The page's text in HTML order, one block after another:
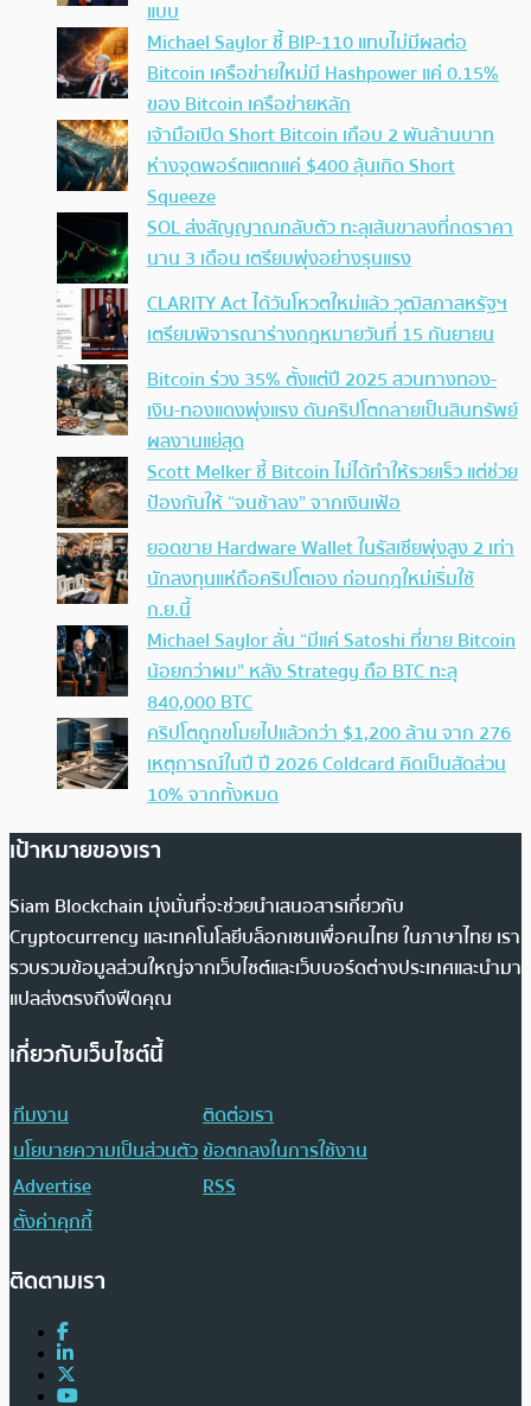
แบบ
Michael Saylor ชี้ BIP-110 แทบไม่มีผลต่อ
Bitcoin เครือข่ายใหม่มี Hashpower แค่ 0.15%
ของ Bitcoin เครือข่ายหลัก
เจ้ามือเปิด Short Bitcoin เกือบ 2 พันล้านบาท
ห่างจุดพอร์ตแตกแค่ $400 ลุ้นเกิด Short
Squeeze
SOL ส่งสัญญาณกลับตัว ทะลุเส้นขาลงที่กดราคา
นาน 3 เดือน เตรียมพุ่งอย่างรุนแรง
CLARITY Act ได้วันโหวตใหม่แล้ว วุฒิสภาสหรัฐฯ
เตรียมพิจารณาร่างกฎหมายวันที่ 15 กันยายน
Bitcoin ร่วง 35% ตั้งแต่ปี 2025 สวนทางทอง-
เงิน-ทองแดงพุ่งแรง ดันคริปโตกลายเป็นสินทรัพย์
ผลงานแย่สุด
Scott Melker ชี้ Bitcoin ไม่ได้ทำให้รวยเร็ว แต่ช่วย
ป้องกันให้ “จนช้าลง” จากเงินเฟ้อ
ยอดขาย Hardware Wallet ในรัสเซียพุ่งสูง 2 เท่า
นักลงทุนแห่ถือคริปโตเอง ก่อนกฎใหม่เริ่มใช้
ก.ย.นี้
Michael Saylor ลั่น “มีแค่ Satoshi ที่ขาย Bitcoin
น้อยกว่าผม” หลัง Strategy ถือ BTC ทะลุ
840,000 BTC
คริปโตถูกขโมยไปแล้วกว่า $1,200 ล้าน จาก 276
เหตุการณ์ในปี ปี 2026 Coldcard คิดเป็นสัดส่วน
10% จากทั้งหมด
เป้าหมายของเรา
Siam Blockchain มุ่งมั่นที่จะช่วยนำเสนอสารเกี่ยวกับ
Cryptocurrency และเทคโนโลยีบล็อกเชนเพื่อคนไทย ในภาษาไทย เรา
รวบรวมข้อมูลส่วนใหญ่จากเว็บไซต์และเว็บบอร์ดต่างประเทศและนำมา
แปลส่งตรงถึงฟีดคุณ
เกี่ยวกับเว็บไซต์นี้
ทีมงาน
ติดต่อเรา
นโยบายความเป็นส่วนตัวข้อตกลงในการใช้งาน
Advertise
RSS
ตั้งค่าคุกกี้
ติดตามเรา